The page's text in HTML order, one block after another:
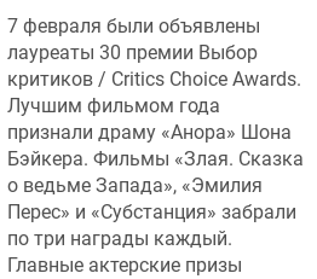
7 февраля были объявлены
лауреаты 30 премии Выбор
критиков / Critics Choice Awards.
Лучшим фильмом года
признали драму «Анора» Шона
Бэйкера. Фильмы «Злая. Сказка
о ведьме Запада», «Эмилия
Перес» и «Субстанция» забрали
по три награды каждый.
Главные актерские призы